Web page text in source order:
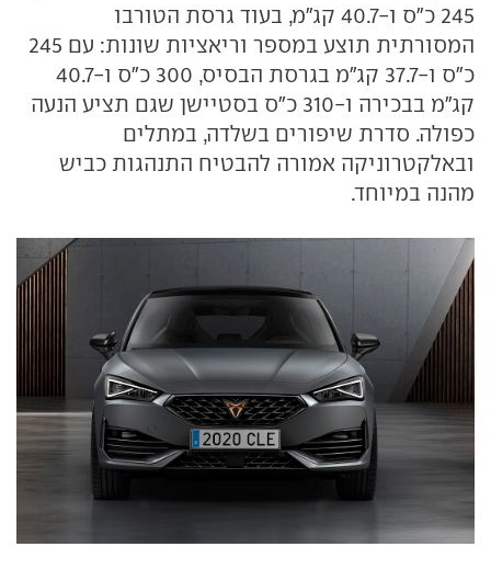
245 כ"ס ו-40.7 קג"מ, בעוד גרסת הטורבו
המסורתית תוצע במספר וריאציות שונות: עם 245
כ"ס ו-37.7 קג"מ בגרסת הבסיס, 300 כ"ס ו-40.7
קג"מ בבכירה ו-310 כ"ס בסטיישן שגם תציע הנעה
כפולה. סדרת שיפורים בשלדה, במתלים
ובאלקטרוניקה אמורה להבטיח התנהגות כביש
מהנה במיוחד.